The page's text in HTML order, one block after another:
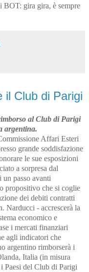
gira gira, è sempre
il Club di Parigi
al Club di Parigi
argentina.
Affari Esteri
grande soddisfazione
le sue esposizioni
a sorpresa dal
un passo avanti
propositivo che si coglie
dei debiti contratti
Narducci - accrescerà la
economico e
i mercati finanziari
agli indicatori che
argentino rimborserà i
Italia (in misura
Paesi del Club di Parigi